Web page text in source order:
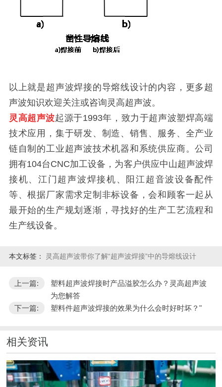
以上就是超声波焊接的导熔线设计的内容，更多超
声波知识欢迎关注或咨询灵高超声波。
灵高超声波起源于1993年，致力于超声波塑焊高端
技术应用，集于研发、制造、销售、服务、全产业
链自制的工业超声波技术机器和系统供应商。公司
拥有104台CNC加工设备，为客户供应中山超声波焊
接机、江门超声波焊接机、阳江超音波设备配件
等、根据厂家需求定制非标设备，会和顾客一起从
最开始的生产规划逐渐，寻找好的生产工艺流程和
生产线设备。
本文标签： 灵高超声波带你了解“超声波焊接”中的导熔线设计
上一篇:
塑料超声波焊接时产品溢胶怎么办？灵高超声波
为您解答
下一篇:
塑料件超声波焊接的效果为什么会时好时坏？"
相关资讯